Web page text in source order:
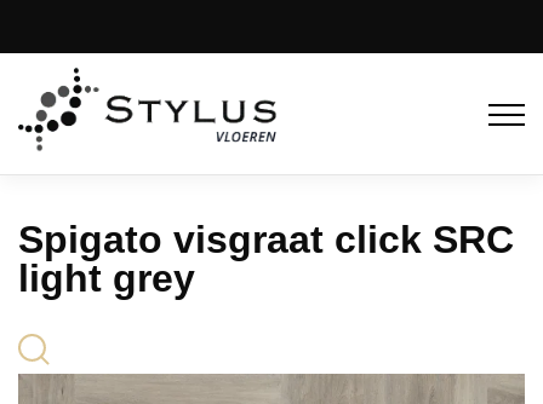
Spigato visgraat click SRC
light grey